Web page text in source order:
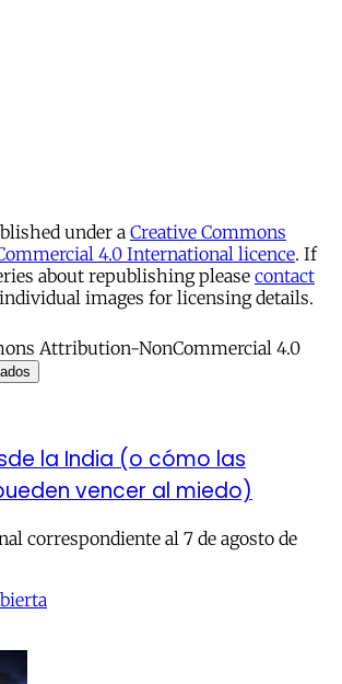
under a Creative Commons
4.0 International licence. If
about republishing please contact
images for licensing details.
la India (o cómo las
vencer al miedo)
correspondiente al 7 de agosto de